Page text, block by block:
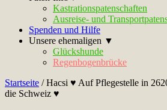
Kastrationspatenschaften
Ausreise- und
Spenden und Hilfe
Unsere ehemaligen ▼
Glückshunde
Regenbogenbrücke
Startseite /Hacsi ♥ Auf Pflegestelle in
die Schweiz ♥